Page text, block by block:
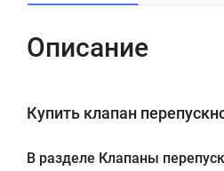
Описание
Купить клапан
В разделе Клапаны